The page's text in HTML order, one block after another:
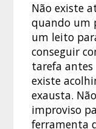
Não existe
quando um
um leito
conseguir
tarefa
existe
exausta.
improviso
ferramenta